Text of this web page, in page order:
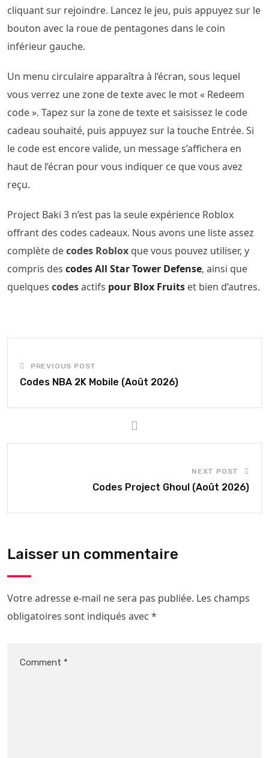
cliquant sur rejoindre. Lancez le jeu, puis appuyez sur le
bouton avec la roue de pentagones dans le coin
inférieur gauche.
Un menu circulaire apparaîtra à l’écran, sous lequel
vous verrez une zone de texte avec le mot « Redeem
code ». Tapez sur la zone de texte et saisissez le code
cadeau souhaité, puis appuyez sur la touche Entrée. Si
le code est encore valide, un message s’affichera en
haut de l’écran pour vous indiquer ce que vous avez
reçu.
Project Baki 3 n’est pas la seule expérience Roblox
offrant des codes cadeaux. Nous avons une liste assez
complète decodes Roblox que vous pouvez utiliser, y
compris des codes All Star Tower Defense, ainsi que
quelques codesactifs pour Blox Fruits et bien d’autres.
PREVIOUS POST
Codes NBA 2K Mobile (Août 2026)
NEXT POST
Codes Project Ghoul (Août 2026)
Laisser un commentaire
Votre adresse e-mail ne sera pas publiée. Les champs
obligatoires sont indiqués avec *